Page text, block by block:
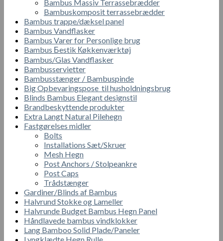
Bambus Massiv Terrassebrædder
Bambuskomposit terrassebrædder
Bambus trappe/dæksel panel
Bambus Vandflasker
Bambus Varer for Personlige brug
Bambus Бestik Кøkkenværktøj
Bambus/Glas Vandflasker
Bambusservietter
Bambusstænger / Bambuspinde
Big Opbevaringspose til husholdningsbrug
Blinds Bambus Elegant designstil
Brandbeskyttende produkter
Extra Langt Natural Pilehegn
Fastgørelses midler
Bolts
Installations Sæt/Skruer
Mesh Hegn
Post Anchors / Stolpeankre
Post Caps
Trådstænger
Gardiner/Blinds af Bambus
Halvrund Stokke og Lameller
Halvrunde Budget Bambus Hegn Panel
Håndlavede bambus vindklokker
Lang Bamboo Solid Plade/Paneler